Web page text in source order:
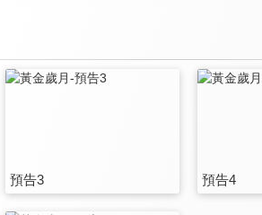
預告3 預告4